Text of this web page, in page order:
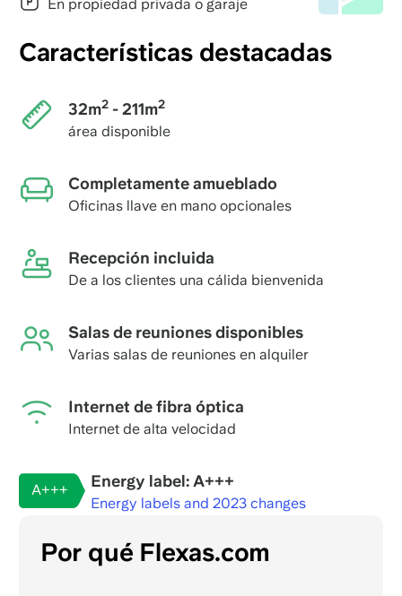
En propiedad privada o garaje
Características destacadas
32m2- 211m2
área disponible
Completamente amueblado
Oficinas llave en mano opcionales
Recepción incluida
De a los clientes una cálida bienvenida
Salas de reuniones disponibles
Varias salas de reuniones en alquiler
Internet de fibra óptica
Internet de alta velocidad
A+++ Energy label: A+++
Energy labels and 2023 changes
Por qué Flexas.com